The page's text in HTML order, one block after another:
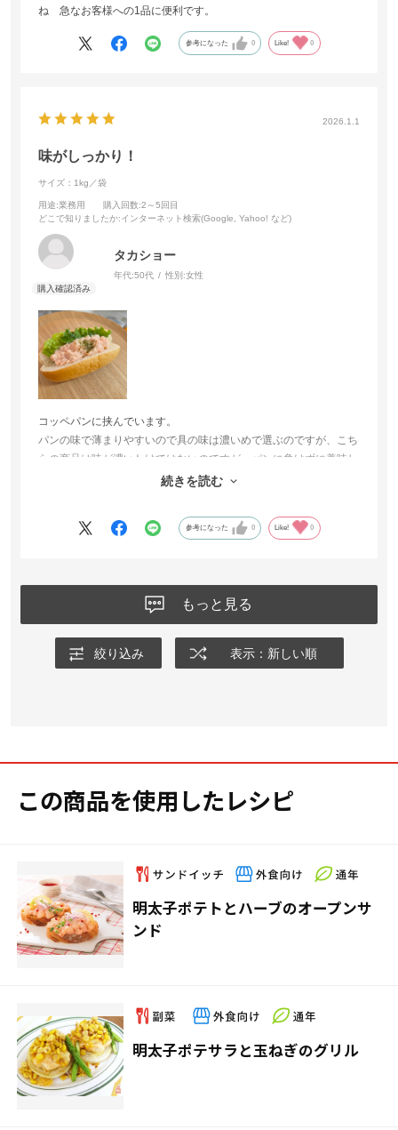
ね 急なお客様への1品に便利です。
参考になった 0 Like! 0
2026.1.1
味がしっかり！
サイズ：1kg／袋
用途:業務用 購入回数:2～5回目
どこで知りましたか:インターネット検索(Google, Yahoo! など)
タカショー
年代:50代 性別:女性
コッペパンに挟んでいます。
パンの味で薄まりやすいので具の味は濃いめで選ぶのですが、こち
らの商品は味が濃いわけではないのですが、パンに負けずに美味し
く頂けて、とてもご好評頂いています。
続きを読む
参考になった 0 Like! 0
もっと見る
絞り込み 表示：新しい順
この商品を使用したレシピ
明太子ポテトとハーブのオープンサ
ンド
明太子ポテサラと玉ねぎのグリル